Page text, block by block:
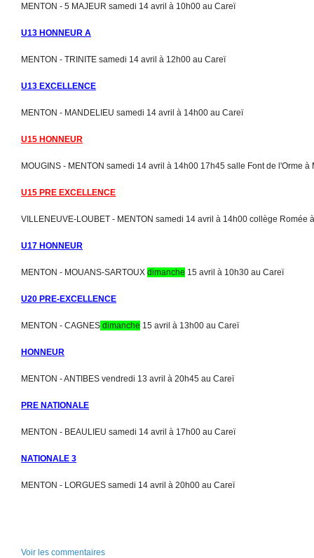
MENTON - 5 MAJEUR samedi 14 avril à 10h00 au Careï
U13 HONNEUR A
MENTON - TRINITE samedi 14 avril à 12h00 au Careï
U13 EXCELLENCE
MENTON - MANDELIEU samedi 14 avril à 14h00 au Careï
U15 HONNEUR
MOUGINS - MENTON samedi 14 avril à 14h00 17h45 salle Font de l'Orme à
U15 PRE EXCELLENCE
VILLENEUVE-LOUBET - MENTON samedi 14 avril à 14h00 collège Romée
U17 HONNEUR
MENTON - MOUANS-SARTOUX dimanche 15 avril à 10h30 au Careï
U20 PRE-EXCELLENCE
MENTON - CAGNES dimanche 15 avril à 13h00 au Careï
HONNEUR
MENTON - ANTIBES vendredi 13 avril à 20h45 au Careï
PRE NATIONALE
MENTON - BEAULIEU samedi 14 avril à 17h00 au Careï
NATIONALE 3
MENTON - LORGUES samedi 14 avril à 20h00 au Careï
Voir les commentaires